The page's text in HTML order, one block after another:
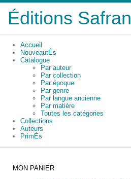
Éditions Safran
Accueil
NouveautÉs
Catalogue
Par auteur
Par collection
Par époque
Par genre
Par langue ancienne
Par matière
Toutes les catégories
Collections
Auteurs
PrimÉs
MON PANIER